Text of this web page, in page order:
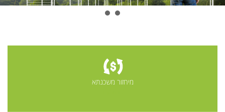
מיחזור משכנתא